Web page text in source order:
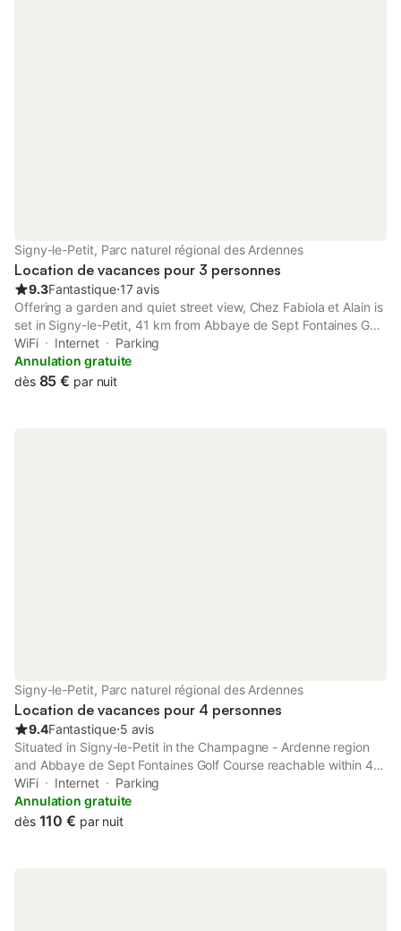
Signy-le-Petit, Parc naturel régional des Ardennes
Location de vacances pour 3 personnes
9.3Fantastique⋅17 avis
Offering a garden and quiet street view, Chez Fabiola et Alain is
set in Signy-le-Petit, 41 km from Abbaye de Sept Fontaines Golf
Course and 48 km from MusVerre. This property offers access
to a terrace, free private parking and free WiFi.
WiFi Internet
Parking
Annulation gratuite
dès 85 € par nuit
Signy-le-Petit, Parc naturel régional des Ardennes
Location de vacances pour 4 personnes
9.4Fantastique⋅5 avis
Situated in Signy-le-Petit in the Champagne - Ardenne region
and Abbaye de Sept Fontaines Golf Course reachable within 42
km, Gîte nature - 4 personnes à Signy-le-Petit features
accommodation with free WiFi, a children's playground, an
open-air bath...
WiFi Internet
Parking
Annulation gratuite
dès 110 € par nuit